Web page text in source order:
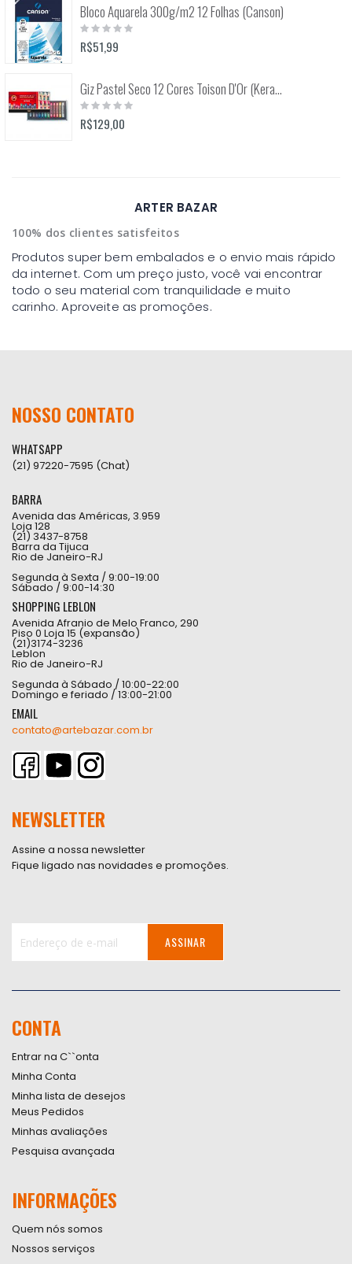
Bloco Aquarela 300g/m2 12 Folhas (Canson)
Rating:
0%
R$51,99
Giz Pastel Seco 12 Cores Toison D'Or (Keramik) 8512
Rating:
0%
R$129,00
ARTER BAZAR
100% dos clientes satisfeitos
Produtos super bem embalados e o envio mais rápido
da internet. Com um preço justo, você vai encontrar
todo o seu material com tranquilidade e muito
carinho. Aproveite as promoções.
NOSSO CONTATO
WHATSAPP
(21) 97220-7595 (Chat)
BARRA
Avenida das Américas, 3.959
Loja 128
(21) 3437-8758
Barra da Tijuca
Rio de Janeiro-RJ
Segunda à Sexta / 9:00-19:00
Sábado / 9:00-14:30
SHOPPING LEBLON
Avenida Afranio de Melo Franco, 290
Piso 0 Loja 15 (expansão)
(21)3174-3236
Leblon
Rio de Janeiro-RJ
Segunda à Sábado / 10:00-22:00
Domingo e feriado / 13:00-21:00
EMAIL
contato@artebazar.com.br
NEWSLETTER
Assine a nossa newsletter
Fique ligado nas novidades e promoções.
Newsletter:
ASSINAR
CONTA
Entrar na C``onta
Minha Conta
Minha lista de desejos
Meus Pedidos
Minhas avaliações
Pesquisa avançada
INFORMAÇÕES
Quem nós somos
Nossos serviços